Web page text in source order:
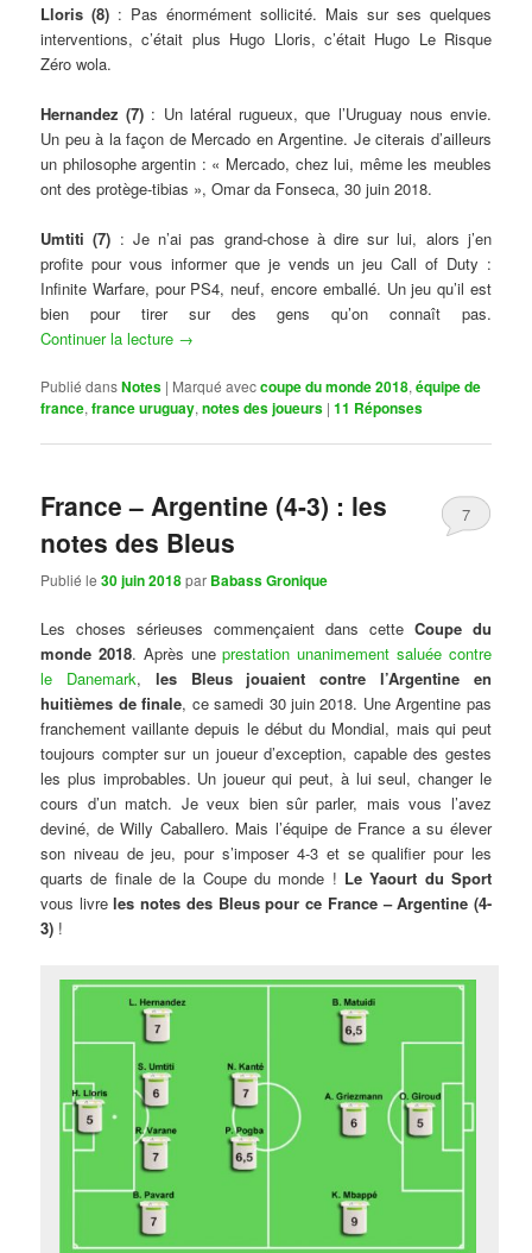
Lloris (8) : Pas énormément sollicité. Mais sur ses quelques
interventions, c’était plus Hugo Lloris, c’était Hugo Le Risque
Zéro wola.
Hernandez (7) : Un latéral rugueux, que l’Uruguay nous envie.
Un peu à la façon de Mercado en Argentine. Je citerais d’ailleurs
un philosophe argentin : « Mercado, chez lui, même les meubles
ont des protège-tibias », Omar da Fonseca, 30 juin 2018.
Umtiti (7) : Je n’ai pas grand-chose à dire sur lui, alors j’en
profite pour vous informer que je vends un jeu Call of Duty :
Infinite Warfare, pour PS4, neuf, encore emballé. Un jeu qu’il est
bien pour tirer sur des gens qu’on connaît pas.
Continuer la lecture →
Publié dansNotes | Marqué aveccoupe du monde 2018,équipe de
france,france uruguay,notes des joueurs |11 Réponses
France – Argentine (4-3) : les
notes des Bleus
Publié le30 juin 2018par Babass Gronique
7
Les choses sérieuses commençaient dans cette Coupe du
monde 2018. Après uneprestation unanimement saluée contre
le Danemark, les Bleus jouaient contre l’Argentine en
huitièmes de finale, ce samedi 30 juin 2018. Une Argentine pas
franchement vaillante depuis le début du Mondial, mais qui peut
toujours compter sur un joueur d’exception, capable des gestes
les plus improbables. Un joueur qui peut, à lui seul, changer le
cours d’un match. Je veux bien sûr parler, mais vous l’avez
deviné, de Willy Caballero. Mais l’équipe de France a su élever
son niveau de jeu, pour s’imposer 4-3 et se qualifier pour les
quarts de finale de la Coupe du monde ! Le Yaourt du Sport
vous livreles notes des Bleus pour ce France – Argentine (4-
3) !